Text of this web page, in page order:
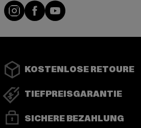
Instagram
FacebookYouTube
KOSTENLOSE RETOURE
TIEFPREISGARANTIE
SICHERE BEZAHLUNG